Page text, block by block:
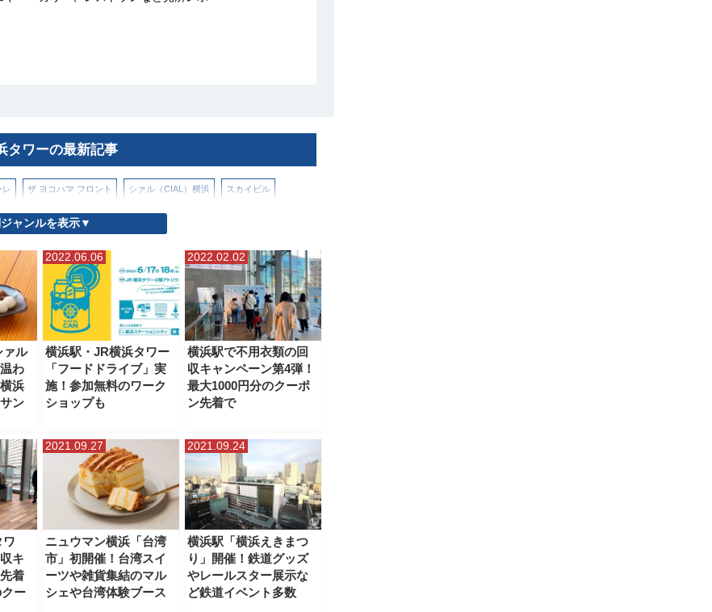
タワーの最新記事
レ ザ ヨコハマ フロント シァル（CIAL）横浜 スカイビル
セタン ヨコハマ ベースゲート横浜関内
役所） ららぽーと横浜 ランドマークプラザ ルミネ横浜
横浜グランゲート 横浜ジョイナス 横浜シンフォステージ
横浜ポルタ 横浜モアーズ 横浜ワールドポーターズ 横浜高島屋
ャンルを表示▼
ァル
わ
浜
ン
2022.06.06
横浜駅・JR横浜タワー
「フードドライブ」実
施！参加無料のワーク
ショップも
2022.02.02
横浜駅で不用衣類の回
収キャンペーン第4弾！
最大1000円分のクーポ
ン先着で
ワ
キ
着
ー
2021.09.27
ニュウマン横浜「台湾
市」初開催！台湾スイ
ーツや雑貨集結のマル
シェや台湾体験ブース
2021.09.24
横浜駅「横浜えきまつ
り」開催！鉄道グッズ
やレールスター展示な
ど鉄道イベント多数